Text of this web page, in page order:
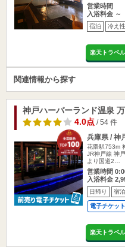
営業時間
入浴料金 ～
宿泊 冷え性
楽天トラベ
関連情報から探す
神戸ハーバーランド温泉
4.0点/ 54 件
兵庫県 / 神
花隈駅753m
JR神戸線 神
より国道2…
営業時間
入浴料金
日帰り 宿泊
電子チケッ
楽天トラベ